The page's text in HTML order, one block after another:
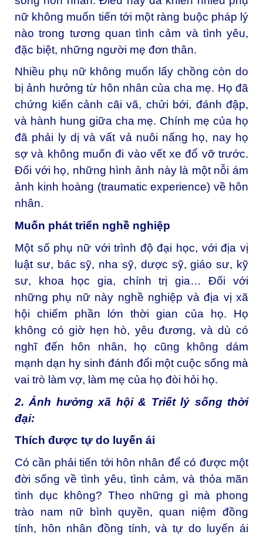
nữ không muốn tiến tới một ràng buộc pháp lý
nào trong tương quan tình cảm và tình yêu,
đặc biệt, những người mẹ đơn thân.
Nhiều phụ nữ không muốn lấy chồng còn do
bị ảnh hưởng từ hôn nhân của cha mẹ. Họ đã
chứng kiến cảnh cãi vã, chửi bới, đánh đập,
và hành hung giữa cha mẹ. Chính mẹ của họ
đã phải ly dị và vất vả nuôi nấng họ, nay họ
sợ và không muốn đi vào vết xe đổ vỡ trước.
Đối với họ, những hình ảnh này là một nỗi ám
ảnh kinh hoàng (traumatic experience) về hôn
nhân.
Muốn phát triển nghề nghiệp
Một số phụ nữ với trình độ đại học, với địa vị
luật sư, bác sỹ, nha sỹ, dược sỹ, giáo sư, kỹ
sư, khoa học gia, chính trị gia… Đối với
những phụ nữ này nghề nghiệp và địa vị xã
hội chiếm phần lớn thời gian của họ. Họ
không có giờ hẹn hò, yêu đương, và dù có
nghĩ đến hôn nhân, họ cũng không dám
mạnh dạn hy sinh đánh đổi một cuộc sống mà
vai trò làm vợ, làm mẹ của họ đòi hỏi họ.
2. Ảnh hưởng xã hội & Triết lý sống thời
đại:
Thích được tự do luyến ái
Có cần phải tiến tới hôn nhân để có được một
đời sống về tình yêu, tình cảm, và thỏa mãn
tình dục không? Theo những gì mà phong
trào nam nữ bình quyền, quan niệm đồng
tính, hôn nhân đồng tính, và tự do luyến ái